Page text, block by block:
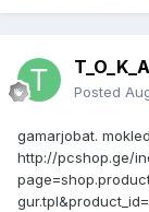
T_O_K_A
Posted
gamarjobat.
http://pcshop.ge/